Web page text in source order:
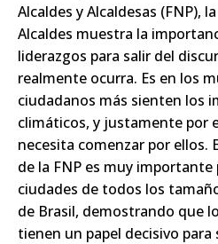
Alcaldes y Alcaldesas (FNP),
Alcaldes muestra la
liderazgos para salir del
realmente ocurra. Es en los
ciudadanos más sienten los
climáticos, y justamente por
necesita comenzar por ellos.
de la FNP es muy
ciudades de todos los
de Brasil, demostrando que
tienen un papel decisivo para